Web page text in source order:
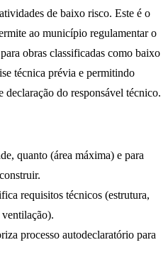
de baixo risco. Este é o
ao município regulamentar o
obras classificadas como baixo
técnica prévia e permitindo
declaração do responsável técnico.
quanto (área máxima) e para
requisitos técnicos (estrutura,
processo autodeclaratório para